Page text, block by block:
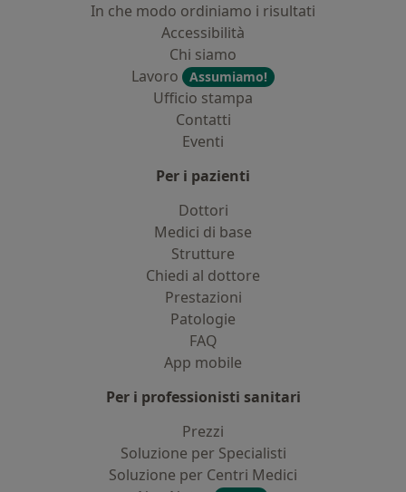
In che modo ordiniamo i risultati
Accessibilità
Chi siamo
Lavoro
Assumiamo!
Ufficio stampa
Contatti
Eventi
Per i pazienti
Dottori
Medici di base
Strutture
Chiedi al dottore
Prestazioni
Patologie
FAQ
App mobile
Per i professionisti sanitari
Prezzi
Soluzione per Specialisti
Soluzione per Centri Medici